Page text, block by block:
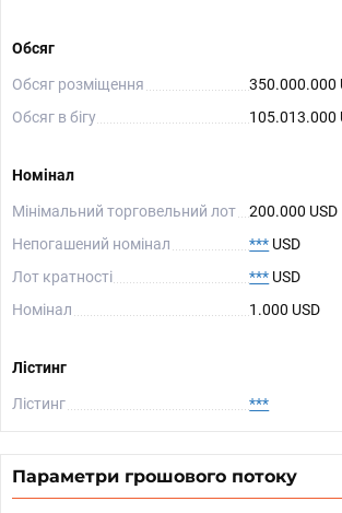
Обсяг
Обсяг розміщення
350.000.000
Обсяг в бігу
105.013.000
Номінал
Мінімальний торговельний лот
200.000 USD
Непогашений номінал
*** USD
Лот кратності
*** USD
Номінал
1.000 USD
Лістинг
Лістинг ***
Параметри грошового потоку